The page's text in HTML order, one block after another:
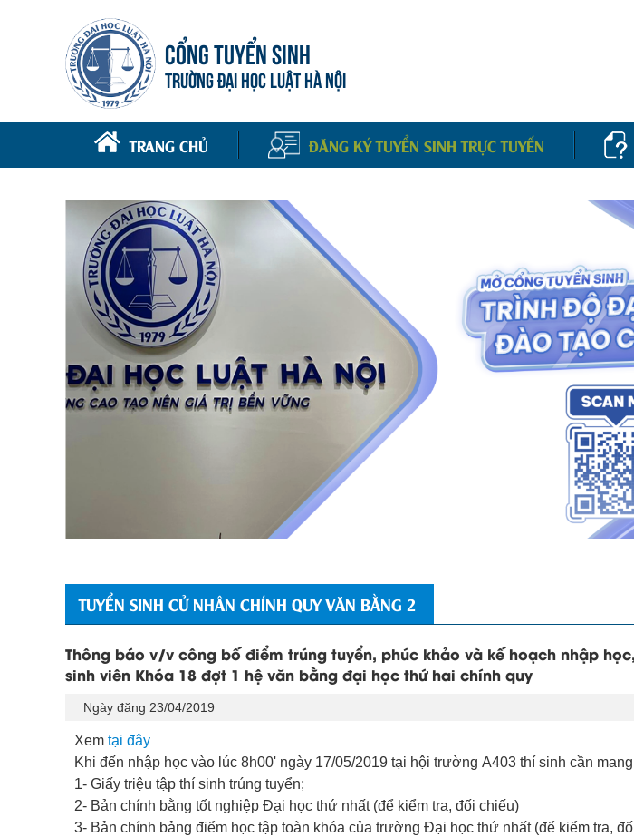
CỔNG TUYỂN SINH
TRƯỜNG ĐẠI HỌC LUẬT HÀ NỘI
TRANG CHỦ ĐĂNG KÝ TUYỂN SINH TRỰC TUYẾN
TUYỂN SINH CỬ NHÂN CHÍNH QUY VĂN BẰNG 2
Thông báo v/v công bố điểm trúng tuyển, phúc khảo và kế hoạch nhập
sinh viên Khóa 18 đợt 1 hệ văn bằng đại học thứ hai chính quy
Ngày đăng 23/04/2019
Xem tại đây
Khi đến nhập học vào lúc 8h00' ngày 17/05/2019 tại hội trường A403 thí sinh cần
1- Giấy triệu tập thí sinh trúng tuyển;
2- Bản chính bằng tốt nghiệp Đại học thứ nhất (để kiểm tra, đối chiếu)
3- Bản chính bảng điểm học tập toàn khóa của trường Đại học thứ nhất (để kiểm tra,